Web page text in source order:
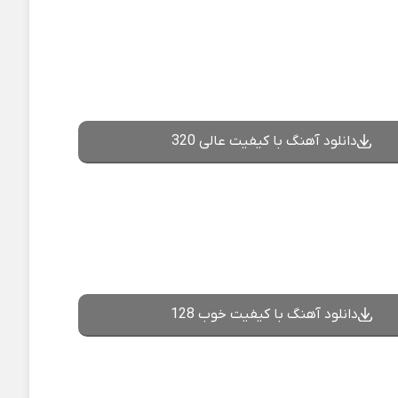
دانلود آهنگ با کیفیت عالی 320
دانلود آهنگ با کیفیت خوب 128